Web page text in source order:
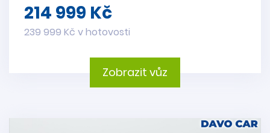
214 999 Kč
239 999 Kč v hotovosti
Zobrazit vůz